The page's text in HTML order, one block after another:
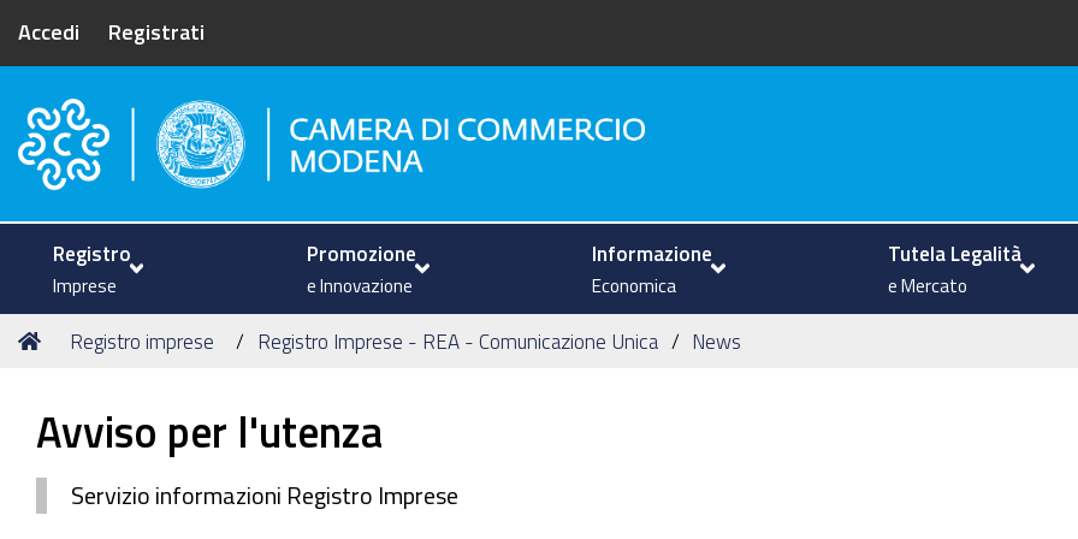
Accedi Registrati
Camera di Commercio di Modena
Registro
Imprese
Promozione
e Innovazione
Informazione
Economica
Tutela Legalità
e Mercato
Tu
Home
Registro imprese Registro Imprese - REA - Comunicazione Unica News
Avviso per l'utenza
Servizio informazioni Registro Imprese